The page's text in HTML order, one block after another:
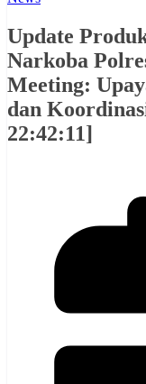
Update
Narkoba
Meeting:
dan
22:42:11]